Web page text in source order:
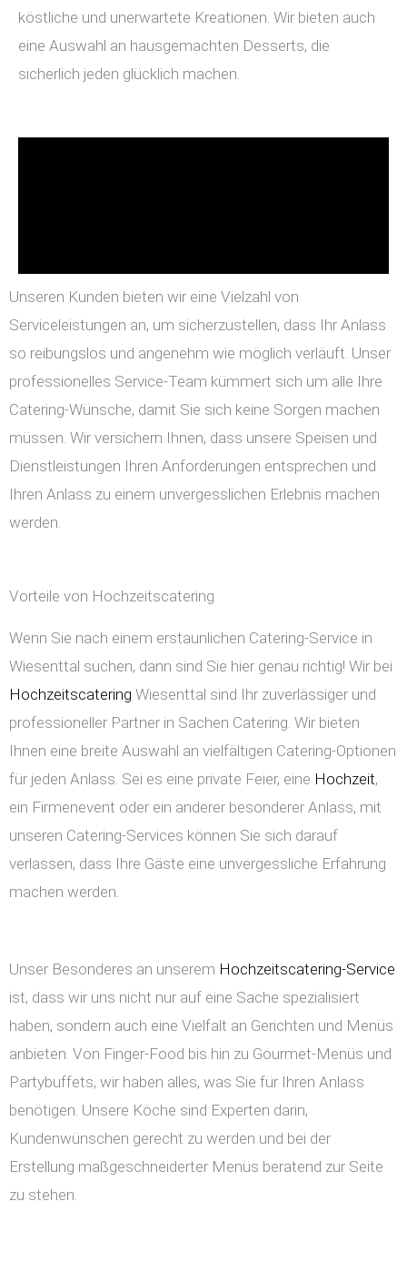
köstliche und unerwartete Kreationen. Wir bieten auch
eine Auswahl an hausgemachten Desserts, die
sicherlich jeden glücklich machen.
Unseren Kunden bieten wir eine Vielzahl von
Serviceleistungen an, um sicherzustellen, dass Ihr Anlass
so reibungslos und angenehm wie möglich verläuft. Unser
professionelles Service-Team kümmert sich um alle Ihre
Catering-Wünsche, damit Sie sich keine Sorgen machen
müssen. Wir versichern Ihnen, dass unsere Speisen und
Dienstleistungen Ihren Anforderungen entsprechen und
Ihren Anlass zu einem unvergesslichen Erlebnis machen
werden.
Vorteile von Hochzeitscatering
Wenn Sie nach einem erstaunlichen Catering-Service in
Wiesenttal suchen, dann sind Sie hier genau richtig! Wir bei
Hochzeitscatering Wiesenttal sind Ihr zuverlässiger und
professioneller Partner in Sachen Catering. Wir bieten
Ihnen eine breite Auswahl an vielfältigen Catering-Optionen
für jeden Anlass. Sei es eine private Feier, eine Hochzeit,
ein Firmenevent oder ein anderer besonderer Anlass, mit
unseren Catering-Services können Sie sich darauf
verlassen, dass Ihre Gäste eine unvergessliche Erfahrung
machen werden.
Unser Besonderes an unserem Hochzeitscatering-Service
ist, dass wir uns nicht nur auf eine Sache spezialisiert
haben, sondern auch eine Vielfalt an Gerichten und Menüs
anbieten. Von Finger-Food bis hin zu Gourmet-Menüs und
Partybuffets, wir haben alles, was Sie für Ihren Anlass
benötigen. Unsere Köche sind Experten darin,
Kundenwünschen gerecht zu werden und bei der
Erstellung maßgeschneiderter Menüs beratend zur Seite
zu stehen.